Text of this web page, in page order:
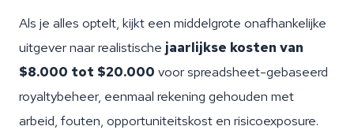
Als je alles optelt, kijkt een middelgrote onafhankelijke
uitgever naar realistische jaarlijkse kosten van
$8.000 tot $20.000 voor spreadsheet-gebaseerd
royaltybeheer, eenmaal rekening gehouden met
arbeid, fouten, opportuniteitskost en risicoexposure.